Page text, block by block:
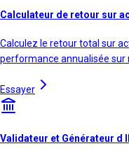
Calculateur de retour sur
Calculez le retour total sur
performance annualisée sur
Essayer
Validateur et Générateur d